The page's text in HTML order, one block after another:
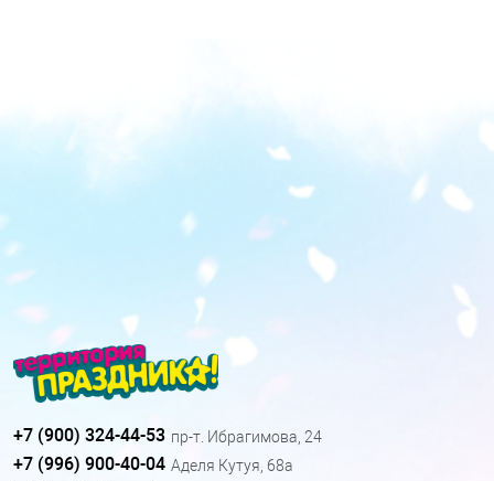
+7 (900) 324-44-53 пр-т. Ибрагимова, 24
+7 (996) 900-40-04 Аделя Кутуя, 68а